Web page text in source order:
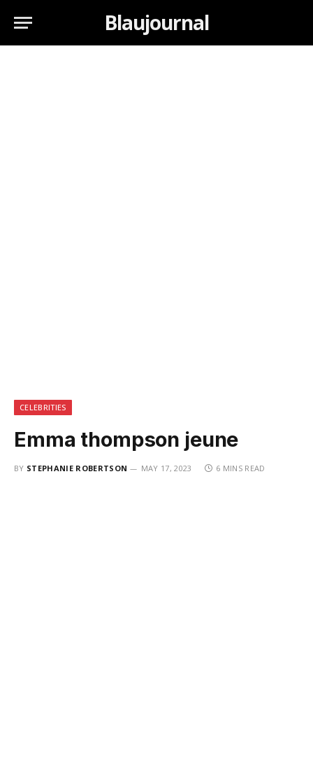
Blaujournal
CELEBRITIES
Emma thompson jeune
BY STEPHANIE ROBERTSON MAY 17, 2023 6 MINS READ